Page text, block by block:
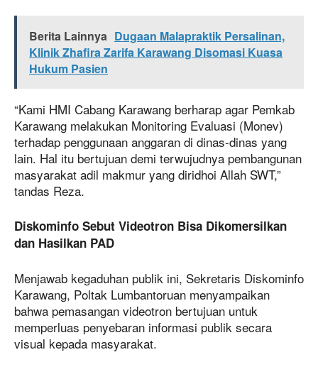
Berita Lainnya Dugaan Malapraktik Persalinan,
Klinik Zhafira Zarifa Karawang Disomasi Kuasa
Hukum Pasien
“Kami HMI Cabang Karawang berharap agar Pemkab
Karawang melakukan Monitoring Evaluasi (Monev)
terhadap penggunaan anggaran di dinas-dinas yang
lain. Hal itu bertujuan demi terwujudnya pembangunan
masyarakat adil makmur yang diridhoi Allah SWT,”
tandas Reza.
Diskominfo Sebut Videotron Bisa Dikomersilkan
dan Hasilkan PAD
Menjawab kegaduhan publik ini, Sekretaris Diskominfo
Karawang, Poltak Lumbantoruan menyampaikan
bahwa pemasangan videotron bertujuan untuk
memperluas penyebaran informasi publik secara
visual kepada masyarakat.